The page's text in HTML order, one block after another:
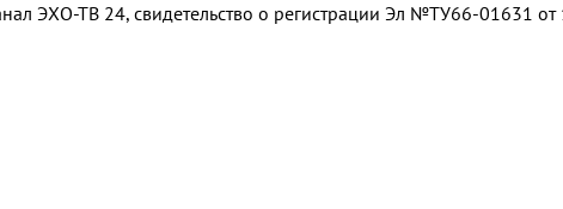
ЭХО-ТВ 24, свидетельство о регистрации Эл №ТУ66-01631